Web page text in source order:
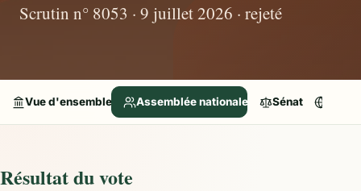
Scrutin n° 8053 · 9 juillet 2026 · rejeté
Vue d'ensemble Assemblée nationale Sénat
Résultat du vote